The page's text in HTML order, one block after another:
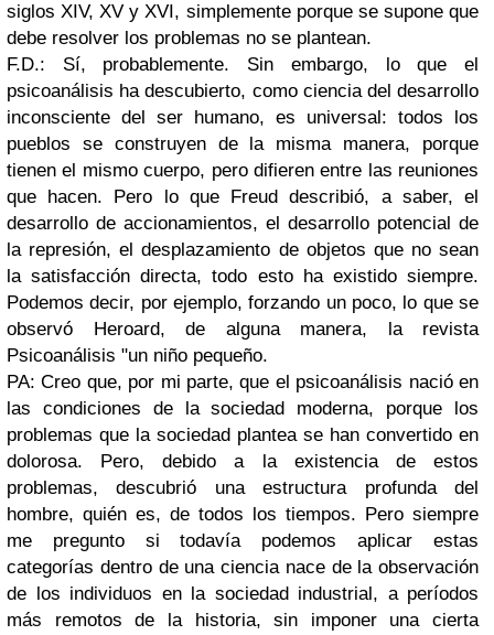
siglos XIV, XV y XVI, simplemente porque se supone que
debe resolver los problemas no se plantean.
F.D.: Sí, probablemente. Sin embargo, lo que el
psicoanálisis ha descubierto, como ciencia del desarrollo
inconsciente del ser humano, es universal: todos los
pueblos se construyen de la misma manera, porque
tienen el mismo cuerpo, pero difieren entre las reuniones
que hacen. Pero lo que Freud describió, a saber, el
desarrollo de accionamientos, el desarrollo potencial de
la represión, el desplazamiento de objetos que no sean
la satisfacción directa, todo esto ha existido siempre.
Podemos decir, por ejemplo, forzando un poco, lo que se
observó Heroard, de alguna manera, la revista
Psicoanálisis "un niño pequeño.
PA: Creo que, por mi parte, que el psicoanálisis nació en
las condiciones de la sociedad moderna, porque los
problemas que la sociedad plantea se han convertido en
dolorosa. Pero, debido a la existencia de estos
problemas, descubrió una estructura profunda del
hombre, quién es, de todos los tiempos. Pero siempre
me pregunto si todavía podemos aplicar estas
categorías dentro de una ciencia nace de la observación
de los individuos en la sociedad industrial, a períodos
más remotos de la historia, sin imponer una cierta